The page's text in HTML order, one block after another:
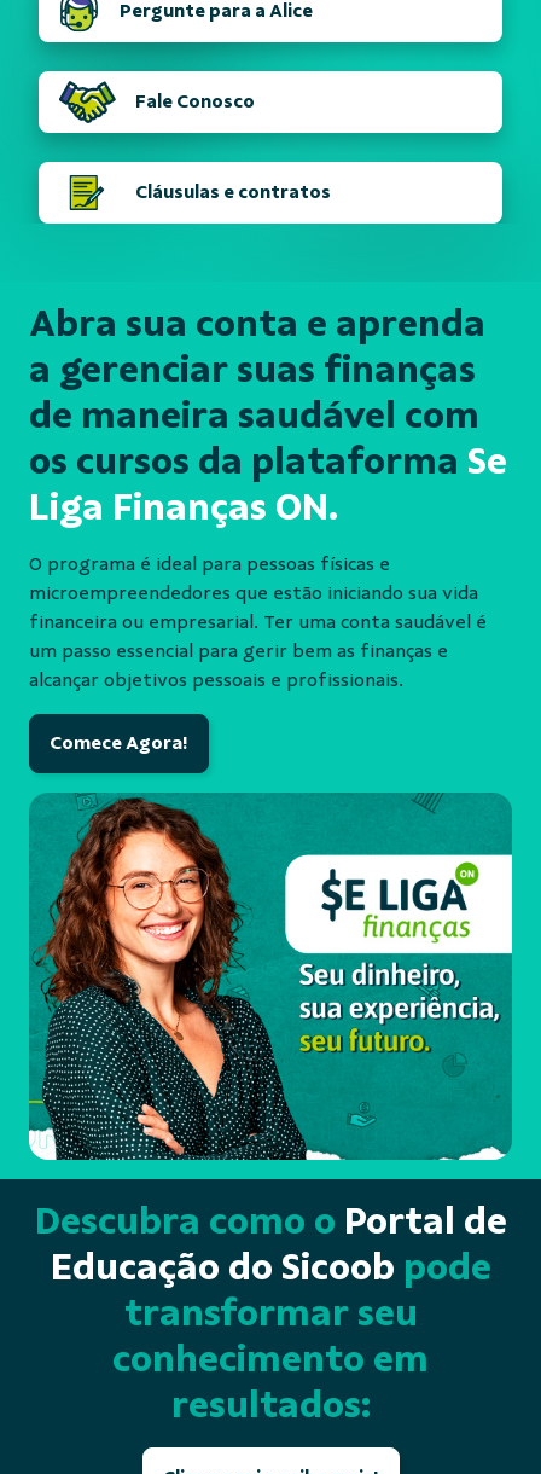
Pergunte para a Alice
Fale Conosco
Cláusulas e contratos
Abra sua conta e aprenda
a gerenciar suas finanças
de maneira saudável com
os cursos da plataforma Se
Liga Finanças ON.
O programa é ideal para pessoas físicas e
microempreendedores que estão iniciando sua vida
financeira ou empresarial. Ter uma conta saudável é
um passo essencial para gerir bem as finanças e
alcançar objetivos pessoais e profissionais.
Comece Agora!
Descubra como o Portal de
Educação do Sicoob pode
transformar seu
conhecimento em
resultados: